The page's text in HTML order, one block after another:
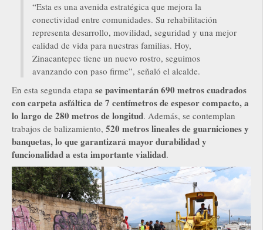
“Esta es una avenida estratégica que mejora la
conectividad entre comunidades. Su rehabilitación
representa desarrollo, movilidad, seguridad y una mejor
calidad de vida para nuestras familias. Hoy,
Zinacantepec tiene un nuevo rostro, seguimos
avanzando con paso firme”, señaló el alcalde.
En esta segunda etapa se pavimentarán 690 metros cuadrados
con carpeta asfáltica de 7 centímetros de espesor compacto, a
lo largo de 280 metros de longitud. Además, se contemplan
trabajos de balizamiento, 520 metros lineales de guarniciones y
banquetas, lo que garantizará mayor durabilidad y
funcionalidad a esta importante vialidad.